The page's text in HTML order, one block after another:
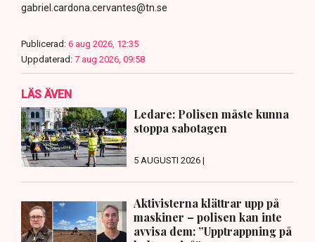
gabriel.cardona.cervantes@tn.se
Publicerad: 6 aug 2026, 12:35
Uppdaterad: 7 aug 2026, 09:58
LÄS ÄVEN
Ledare: Polisen måste kunna
stoppa sabotagen
5 AUGUSTI 2026 |
Aktivisterna klättrar upp på
maskiner – polisen kan inte
avvisa dem: ”Upptrappning på